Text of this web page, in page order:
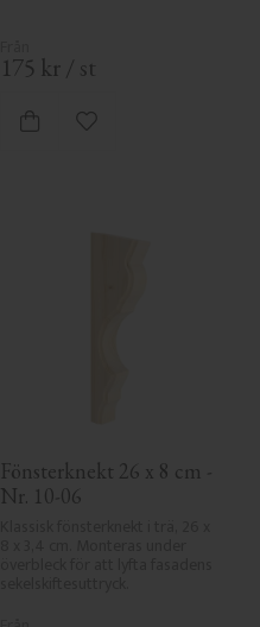
175 kr / st
Lägg till i favoriter
Fönsterknekt 26 x 8 cm -
Nr. 10-06